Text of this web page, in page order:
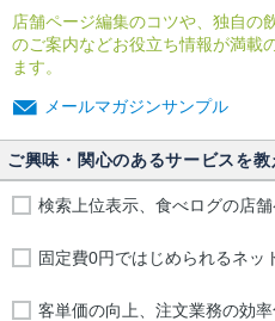
店舗ページ編集のコツや、独自の
のご案内などお役立ち情報が満載
ます。
メールマガジンサンプル
ご興味・関心のあるサービスを
検索上位表示、食べログの店
固定費0円ではじめられるネッ
客単価の向上、注文業務の効